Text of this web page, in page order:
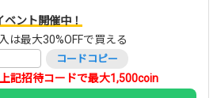
ベント開催中！
は最大30%OFFで買える
コードコピー
上記招待コードで最大1,500coin